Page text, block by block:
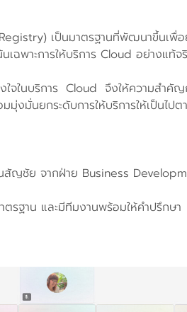
เป็นมาตรฐานที่พัฒนาขึ้นเพื่อ
เฉพาะการให้บริการ Cloud อย่างแท้จ
ใจในบริการ Cloud จึงให้ความส
มั่นยกระดับการให้บริการให้เป็นไปต
ชัย จากฝ่าย Business
รฐาน และมีทีมงานพร้อมให้คำปรึกษา